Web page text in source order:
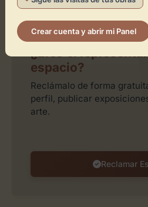
espacio?
Reclámalo de forma
perfil, publicar
arte.
Reclamar
Crear cuenta y abrir mi Panel